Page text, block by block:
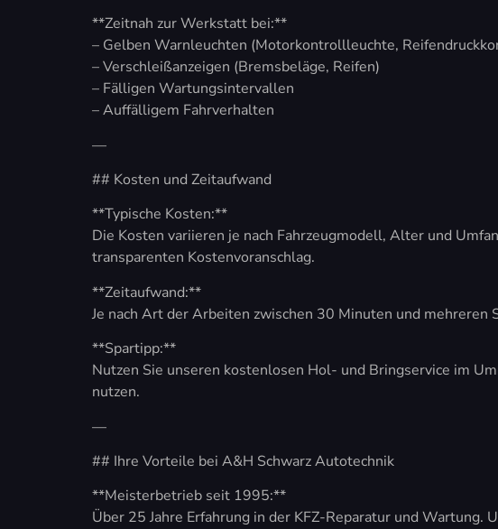
**Zeitnah zur Werkstatt bei:**
– Gelben Warnleuchten (Motorkontrollleuchte,
– Verschleißanzeigen (Bremsbeläge, Reifen)
– Fälligen Wartungsintervallen
– Auffälligem Fahrverhalten
—
## Kosten und Zeitaufwand
**Typische Kosten:**
Die Kosten variieren je nach Fahrzeugmodell, Alter und
transparenten Kostenvoranschlag.
**Zeitaufwand:**
Je nach Art der Arbeiten zwischen 30 Minuten und
**Spartipp:**
Nutzen Sie unseren kostenlosen Hol- und Bringservice im
nutzen.
—
## Ihre Vorteile bei A&H Schwarz Autotechnik
**Meisterbetrieb seit 1995:**
Über 25 Jahre Erfahrung in der KFZ-Reparatur und